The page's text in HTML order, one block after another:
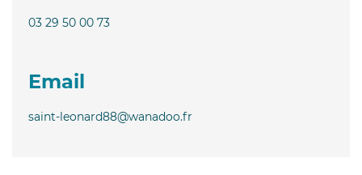
03 29 50 00 73
Email
saint-leonard88@wanadoo.fr